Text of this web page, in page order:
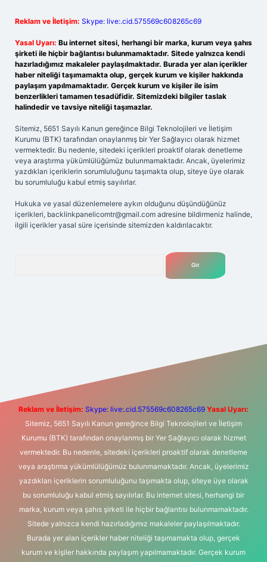
Reklam ve İletişim: Skype: live:.cid.575569c608265c69
Yasal Uyarı: Bu internet sitesi, herhangi bir marka, kurum veya şahıs
şirketi ile hiçbir bağlantısı bulunmamaktadır. Sitede yalnızca kendi
hazırladığımız makaleler paylaşılmaktadır. Burada yer alan içerikler
haber niteliği taşımamakta olup, gerçek kurum ve kişiler hakkında
paylaşım yapılmamaktadır. Gerçek kurum ve kişiler ile isim
benzerlikleri tamamen tesadüfidir. Sitemizdeki bilgiler taslak
halindedir ve tavsiye niteliği taşımazlar.
Sitemiz, 5651 Sayılı Kanun gereğince Bilgi Teknolojileri ve İletişim
Kurumu (BTK) tarafından onaylanmış bir Yer Sağlayıcı olarak hizmet
vermektedir. Bu nedenle, sitedeki içerikleri proaktif olarak denetleme
veya araştırma yükümlülüğümüz bulunmamaktadır. Ancak, üyelerimiz
yazdıkları içeriklerin sorumluluğunu taşımakta olup, siteye üye olarak
bu sorumluluğu kabul etmiş sayılırlar.
Hukuka ve yasal düzenlemelere aykırı olduğunu düşündüğünüz
içerikleri, backlinkpanelicomtr@gmail.com adresine bildirmeniz halinde,
ilgili içerikler yasal süre içerisinde sitemizden kaldırılacaktır.
m elexbet
Reklam ve İletişim: Skype: live:.cid.575569c608265c69 Yasal Uyarı:
Sitemiz, 5651 Sayılı Kanun gereğince Bilgi Teknolojileri ve İletişim
Kurumu (BTK) tarafından onaylanmış bir Yer Sağlayıcı olarak hizmet
vermektedir. Bu nedenle, sitedeki içerikleri proaktif olarak denetleme
veya araştırma yükümlülüğümüz bulunmamaktadır. Ancak, üyelerimiz
yazdıkları içeriklerin sorumluluğunu taşımakta olup, siteye üye olarak
bu sorumluluğu kabul etmiş sayılırlar. Bu internet sitesi, herhangi bir
marka, kurum veya şahıs şirketi ile hiçbir bağlantısı bulunmamaktadır.
Sitede yalnızca kendi hazırladığımız makaleler paylaşılmaktadır.
Burada yer alan içerikler haber niteliği taşımamakta olup, gerçek
kurum ve kişiler hakkında paylaşım yapılmamaktadır. Gerçek kurum